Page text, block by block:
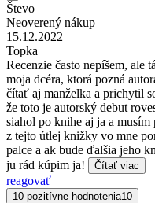
Števo
Neoverený nákup
15.12.2022
Topka
Recenzie často nepíšem, ale
moja dcéra, ktorá pozná
čítať aj manželka a prichytil
že toto je autorský debut
siahol po knihe aj ja a
z tejto útlej knižky vo mne
palce a ak bude ďalšia jeho
ju rád kúpim ja!
Čítať viac
reagovať
10 pozitívne hodnotenia10